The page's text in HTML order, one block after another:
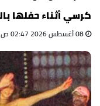
كرسي أثناء حفلها